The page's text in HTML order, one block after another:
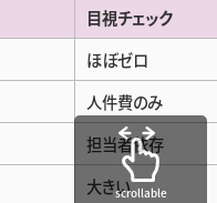
目視チェック
ほぼゼロ
人件費のみ
担当者依存
大きいscrollable